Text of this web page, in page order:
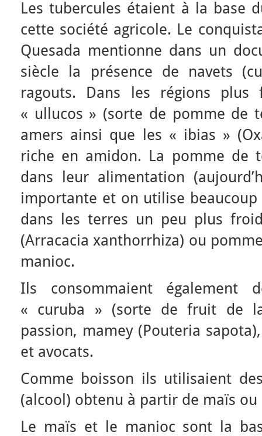
Les tubercules étaient à la base
cette société agricole. Le
Quesada mentionne dans un
siècle la présence de navets
ragouts. Dans les régions
« ullucos » (sorte de pomme de
amers ainsi que les « ibias »
riche en amidon. La pomme de
dans leur alimentation
importante et on utilise
dans les terres un peu plus
(Arracacia xanthorrhiza) ou
manioc.
Ils consommaient
« curuba » (sorte de fruit de
passion, mamey (Pouteria
et avocats.
Comme boisson ils utilisaient
(alcool) obtenu à partir de maïs ou
Le maïs et le manioc sont la